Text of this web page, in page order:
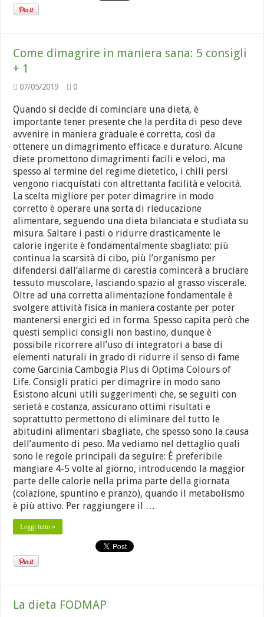
Come dimagrire in maniera sana: 5 consigli
+ 1
07/05/2019 0
Quando si decide di cominciare una dieta, è
importante tener presente che la perdita di peso deve
avvenire in maniera graduale e corretta, così da
ottenere un dimagrimento efficace e duraturo. Alcune
diete promettono dimagrimenti facili e veloci, ma
spesso al termine del regime dietetico, i chili persi
vengono riacquistati con altrettanta facilità e velocità.
La scelta migliore per poter dimagrire in modo
corretto è operare una sorta di rieducazione
alimentare, seguendo una dieta bilanciata e studiata su
misura. Saltare i pasti o ridurre drasticamente le
calorie ingerite è fondamentalmente sbagliato: più
continua la scarsità di cibo, più l’organismo per
difendersi dall’allarme di carestia comincerà a bruciare
tessuto muscolare, lasciando spazio al grasso viscerale.
Oltre ad una corretta alimentazione fondamentale è
svolgere attività fisica in maniera costante per poter
mantenersi energici ed in forma. Spesso capita però che
questi semplici consigli non bastino, dunque è
possibile ricorrere all’uso di integratori a base di
elementi naturali in grado di ridurre il senso di fame
come Garcinia Cambogia Plus di Optima Colours of
Life. Consigli pratici per dimagrire in modo sano
Esistono alcuni utili suggerimenti che, se seguiti con
serietà e costanza, assicurano ottimi risultati e
soprattutto permettono di eliminare del tutto le
abitudini alimentari sbagliate, che spesso sono la causa
dell’aumento di peso. Ma vediamo nel dettaglio quali
sono le regole principali da seguire: È preferibile
mangiare 4-5 volte al giorno, introducendo la maggior
parte delle calorie nella prima parte della giornata
(colazione, spuntino e pranzo), quando il metabolismo
è più attivo. Per raggiungere il …
Leggi tutto »
La dieta FODMAP